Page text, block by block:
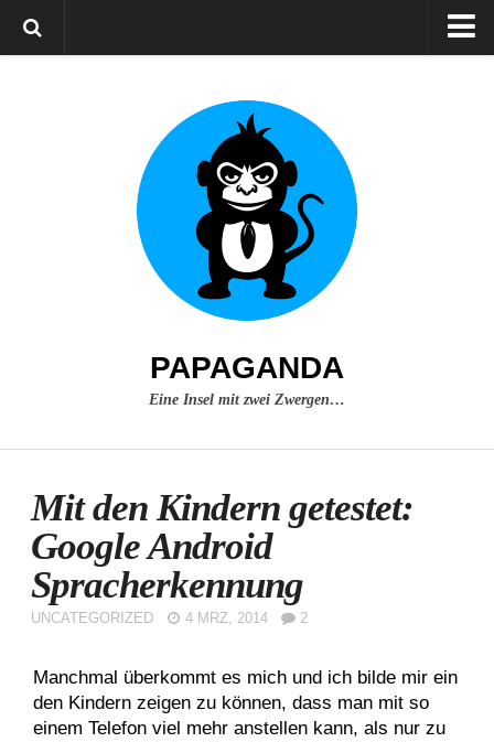
PAPAGANDA
Eine Insel mit zwei Zwergen…
Mit den Kindern getestet:
Google Android
Spracherkennung
UNCATEGORIZED 4 MRZ, 2014 2
Manchmal überkommt es mich und ich bilde mir ein
den Kindern zeigen zu können, dass man mit so
einem Telefon viel mehr anstellen kann, als nur zu